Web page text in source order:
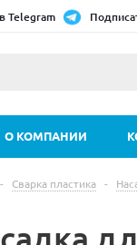
Telegram
О КОМПАНИИ
- Сварка пластика -